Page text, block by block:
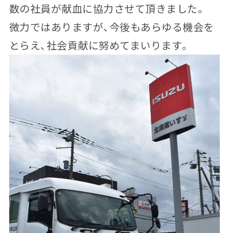
数の社員が献血に協力させて頂きました。
微力ではありますが、今後もあらゆる機会を
とらえ、社会貢献に努めてまいります。